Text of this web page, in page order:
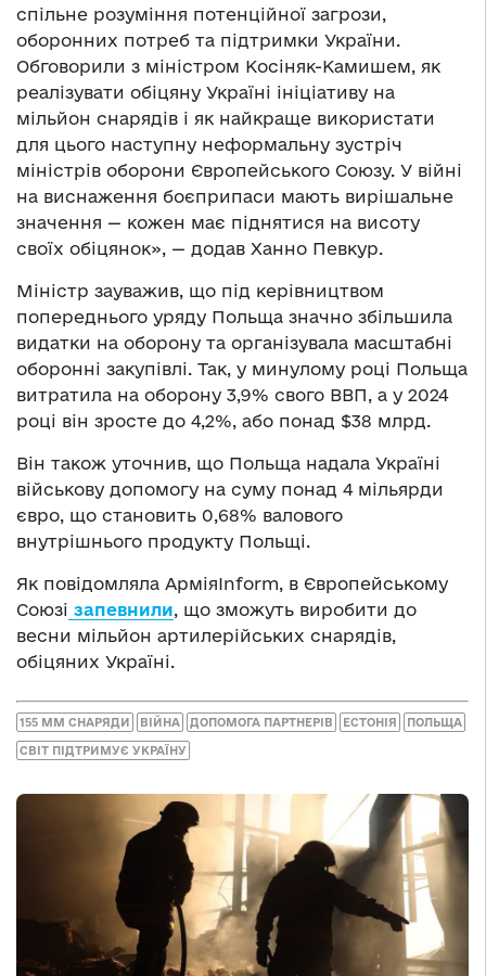
спільне розуміння потенційної загрози,
оборонних потреб та підтримки України.
Обговорили з міністром Косіняк-Камишем, як
реалізувати обіцяну Україні ініціативу на
мільйон снарядів і як найкраще використати
для цього наступну неформальну зустріч
міністрів оборони Європейського Союзу. У війні
на виснаження боєприпаси мають вирішальне
значення — кожен має піднятися на висоту
своїх обіцянок», — додав Ханно Певкур.
Міністр зауважив, що під керівництвом
попереднього уряду Польща значно збільшила
видатки на оборону та організувала масштабні
оборонні закупівлі. Так, у минулому році Польща
витратила на оборону 3,9% свого ВВП, а у 2024
році він зросте до 4,2%, або понад $38 млрд.
Він також уточнив, що Польща надала Україні
військову допомогу на суму понад 4 мільярди
євро, що становить 0,68% валового
внутрішнього продукту Польщі.
Як повідомляла АрміяInform, в Європейському
Союзі запевнили, що зможуть виробити до
весни мільйон артилерійських снарядів,
обіцяних Україні.
155 ММ СНАРЯДИ ВІЙНА ДОПОМОГА ПАРТНЕРІВ ЕСТОНІЯ ПОЛЬЩА
СВІТ ПІДТРИМУЄ УКРАЇНУ